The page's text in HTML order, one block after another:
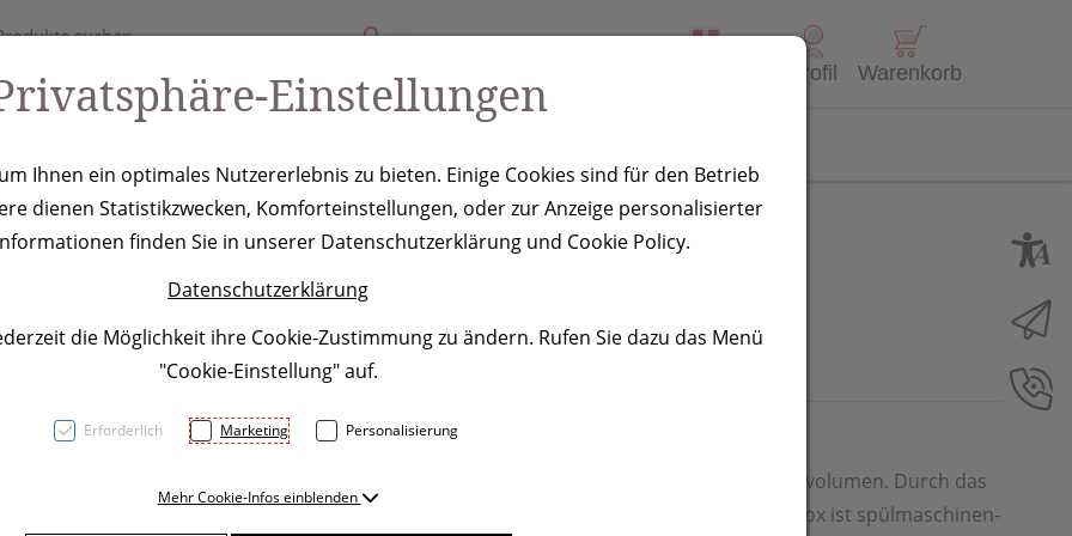
Profil Warenkorb
Lunchbox aus Polypropylen (BPA frei) mit 600 ml Fassungsvolumen. Durch das
integrierte Besteck ist die Box der perfekte Begleiter. Die Box ist spülmaschinen-
Einstellungen
Ihnen ein optimales Nutzererlebnis zu bieten. Einige Cookies sind für den Betrieb
dienen Statistikzwecken, Komforteinstellungen, oder zur Anzeige personalisierter
finden Sie in unserer Datenschutzerklärung und Cookie Policy.
Datenschutzerklärung
die Möglichkeit ihre Cookie-Zustimmung zu ändern. Rufen Sie dazu das Menü
"Cookie-Einstellung" auf.
Erforderlich Marketing Personalisierung
Mehr Cookie-Infos einblenden